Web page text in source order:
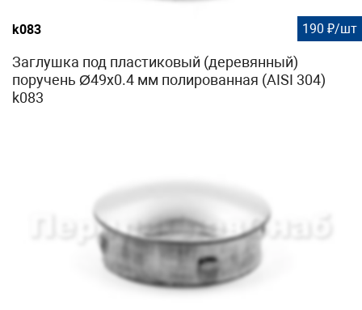
k083 190 ₽/шт
Заглушка под пластиковый (деревянный)
поручень Ø49х0.4 мм полированная (AISI 304)
k083